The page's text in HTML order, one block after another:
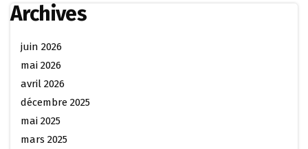
Archives
juin 2026
mai 2026
avril 2026
décembre 2025
mai 2025
mars 2025